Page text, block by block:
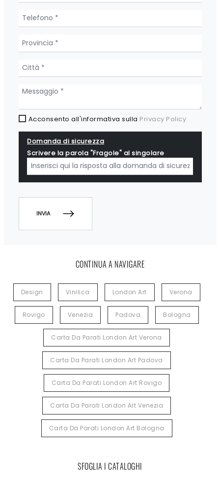
CONTINUA A NAVIGARE
Design Vinilica London Art Verona
Rovigo Venezia Padova Bologna
Carta Da Parati London Art Verona
Carta Da Parati London Art Padova
Carta Da Parati London Art Rovigo
Carta Da Parati London Art Venezia
Carta Da Parati London Art Bologna
SFOGLIA I CATALOGHI
Acconsento all'informativa sulla Privacy Policy
Domanda di sicurezza
Scrivere la parola "Fragole" al singolare
INVIA